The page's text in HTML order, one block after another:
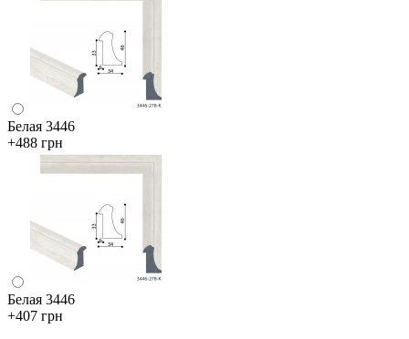
Белая 3446
+488 грн
Белая 3446
+407 грн